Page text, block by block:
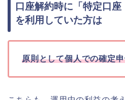
口座解約時に「特定口座
を利用していた方は
原則として個人での確定